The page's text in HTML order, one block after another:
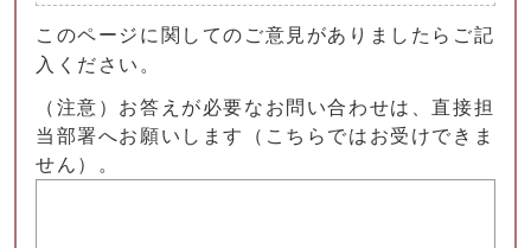
このページに関してのご意見がありましたらご記
入ください。
（注意）お答えが必要なお問い合わせは、直接担
当部署へお願いします（こちらではお受けできま
せん）。